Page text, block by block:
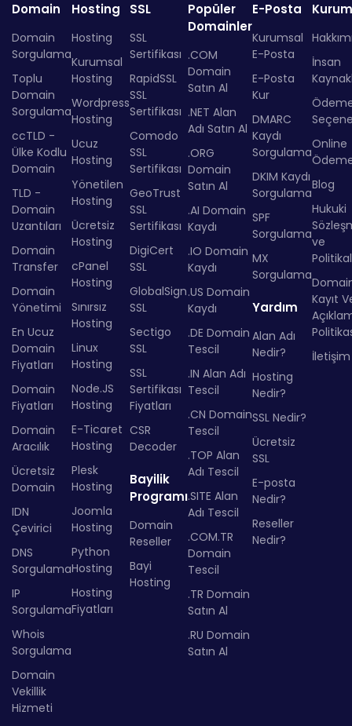
Domain
Domain
Sorgulama
Toplu
Domain
Sorgulama
ccTLD -
Ülke Kodlu
Domain
TLD -
Domain
Uzantıları
Domain
Transfer
Domain
Yönetimi
En Ucuz
Domain
Fiyatları
Domain
Fiyatları
Domain
Aracılık
Ücretsiz
Domain
IDN
Çevirici
DNS
Sorgulama
IP
Sorgulama
Whois
Sorgulama
Domain
Vekillik
Hizmeti
Hosting
Hosting
Kurumsal
Hosting
Wordpress
Hosting
Ucuz
Hosting
Yönetilen
Hosting
Ücretsiz
Hosting
cPanel
Hosting
Sınırsız
Hosting
Linux
Hosting
Node.JS
Hosting
E-Ticaret
Hosting
Plesk
Hosting
Joomla
Hosting
Python
Hosting
Hosting
Fiyatları
SSL
SSL
Sertifikası
RapidSSL
SSL
Sertifikası
Comodo
SSL
Sertifikası
GeoTrust
SSL
Sertifikası
DigiCert
SSL
GlobalSign
SSL
Sectigo
SSL
SSL
Sertifikası
Fiyatları
CSR
Decoder
Bayilik
Programı
Domain
Reseller
Bayi
Hosting
Popüler
Domainler
.COM
Domain
Satın Al
.NET Alan
Adı Satın Al
.ORG
Domain
Satın Al
.AI Domain
Kaydı
.IO Domain
Kaydı
.US Domain
Kaydı
.DE Domain
Tescil
.IN Alan Adı
Tescil
.CN Domain
Tescil
.TOP Alan
Adı Tescil
.SITE Alan
Adı Tescil
.COM.TR
Domain
Tescil
.TR Domain
Satın Al
.RU Domain
Satın Al
E-Posta
Kurumsal
E-Posta
E-Posta
Kur
DMARC
Kaydı
Sorgulama
DKIM Kaydı
Sorgulama
SPF
Sorgulama
MX
Sorgulama
Yardım
Alan Adı
Nedir?
Hosting
Nedir?
SSL Nedir?
Ücretsiz
SSL
E-posta
Nedir?
Reseller
Nedir?
İnsan
Online
Blog
Hukuki
ve
Kayıt
İletişim